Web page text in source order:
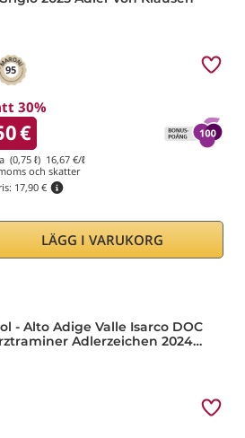
95
30%
€
(0,75 ℓ) 16,67 €/ℓ
och skatter
17,90 €
LÄGG I VARUKORG
- Alto Adige Valle Isarco DOC
Adlerzeichen 2024
Klausen